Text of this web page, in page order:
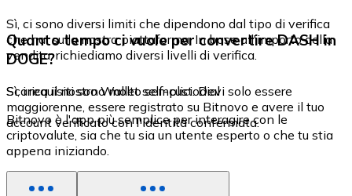
Sì, ci sono diversi limiti che dipendono dal tipo di verifica
che hai sulla nostra piattaforma. In base all'importo della
vendita, richiediamo diversi livelli di verifica.
Quanto tempo ci vuole per convertire DASH in
DOGE?
Sì, i requisiti sono molto semplici. Devi solo essere
maggiorenne, essere registrato su Bitnovo e avere il tuo
account verificato con l'identità confermata.
Scarica il nostro Wallet self-custodial
Bitnovo è l'app più semplice per interagire con le
criptovalute, sia che tu sia un utente esperto o che tu stia
appena iniziando.